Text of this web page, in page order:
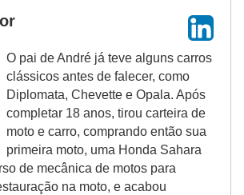
O pai de André já teve alguns carros
clássicos antes de falecer, como
Diplomata, Chevette e Opala. Após
completar 18 anos, tirou carteira de
moto e carro, comprando então sua
primeira moto, uma Honda Sahara
de mecânica de motos para
na moto, e acabou